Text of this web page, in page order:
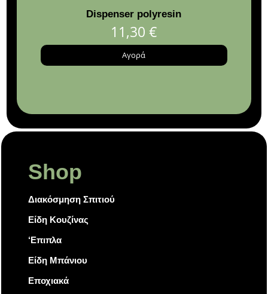
Dispenser polyresin
11,30 €
Αγορά
Shop
Διακόσμηση Σπιτιού
Είδη Κουζίνας
‘Επιπλα
Είδη Μπάνιου
Εποχιακά